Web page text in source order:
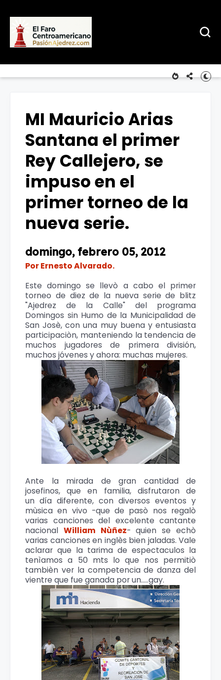
MI Mauricio Arias
Santana el primer
Rey Callejero, se
impuso en el
primer torneo de la
nueva serie.
domingo, febrero 05, 2012
Por Ernesto Alvarado.
Este domingo se llevò a cabo el primer
torneo de diez de la nueva serie de blitz
"Ajedrez de la Calle" del programa
Domingos sin Humo de la Municipalidad de
San Josè, con una muy buena y entusiasta
participaciòn, manteniendo la tendencia de
muchos jugadores de primera división,
muchos jóvenes y ahora: muchas mujeres.
Ante la mirada de gran cantidad de
josefinos, que en familia, disfrutaron de
un día diferente, con diversos eventos y
mùsica en vivo -que de pasò nos regalò
varias canciones del excelente cantante
nacional William Nùñez- quien se echò
varias canciones en inglès bien jaladas. Vale
aclarar que la tarima de espectaculos la
tenìamos a 50 mts lo que nos permitiò
tambièn ver la competencia de danza del
vientre que fue ganada por un.....gay.